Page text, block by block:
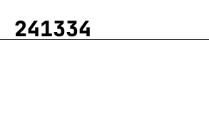
241334